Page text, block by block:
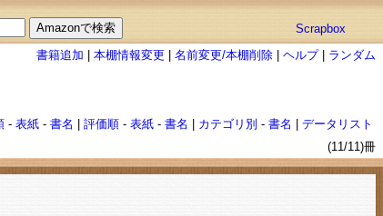
Scrapbox
書籍追加 |本棚情報変更 |名前変更/本棚削除 |ヘルプ| ランダム
-表紙 -書名 |評価順 -表紙 -書名 カテゴリ別 -書名 |データリスト
(11/11)冊